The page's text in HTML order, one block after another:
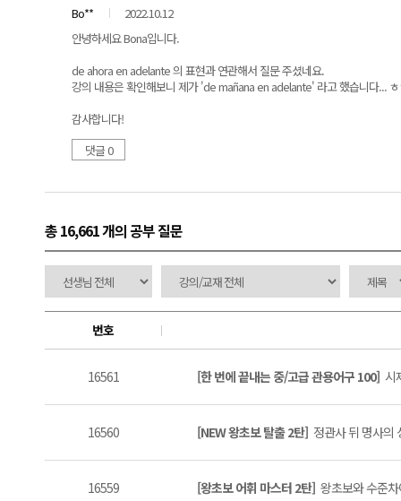
Bo**
2022.10.12
안녕하세요 Bona입니다.
de ahora en adelante 의 표현과 연관해서 질문 주셨네요.
강의 내용은 확인해보니 제가 'de mañana en adelante' 라고 했습니다...
감사합니다!
댓글 0
총 16,661 개의 공부 질문
번호
16561 [한 번에 끝내는 중/고급 관용어구 100] 시
16560 [NEW 왕초보 탈출 2탄] 정관사 뒤 명사의
16559 [왕초보 어휘 마스터 2탄] 왕초보와 수준